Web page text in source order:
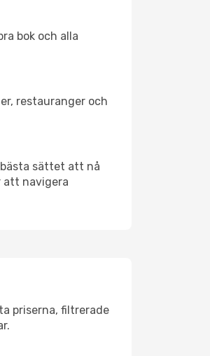
bok och alla
restauranger och
sättet att nå
att navigera
priserna, filtrerade